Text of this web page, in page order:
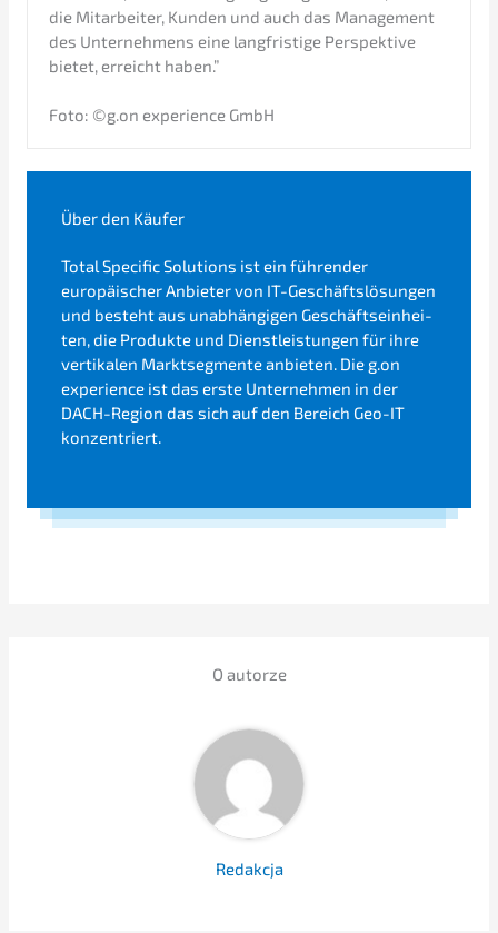
die Mitar­bei­ter, Kunden und auch das Manage­ment
des Unter­neh­mens eine langfris­ti­ge Perspek­ti­ve
bietet, erreicht haben.”
Foto: ©g.on experi­ence GmbH
Über den Käufer
Total Speci­fic Soluti­ons ist ein führen­der
europäi­scher Anbie­ter von IT-Geschäfts­lö­sun­gen
und besteht aus unabhän­gi­gen Geschäfts­ein­hei­
ten, die Produk­te und Dienst­leis­tun­gen für ihre
verti­ka­len Markt­seg­men­te anbie­ten. Die g.on
experi­ence ist das erste Unter­neh­men in der
DACH-Region das sich auf den Bereich Geo-IT
konzentriert.
O autor­ze
Redak­c­ja